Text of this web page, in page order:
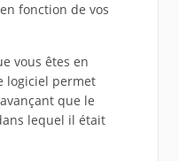
fonction de vos
vous êtes en
logiciel permet
que le
lequel il était